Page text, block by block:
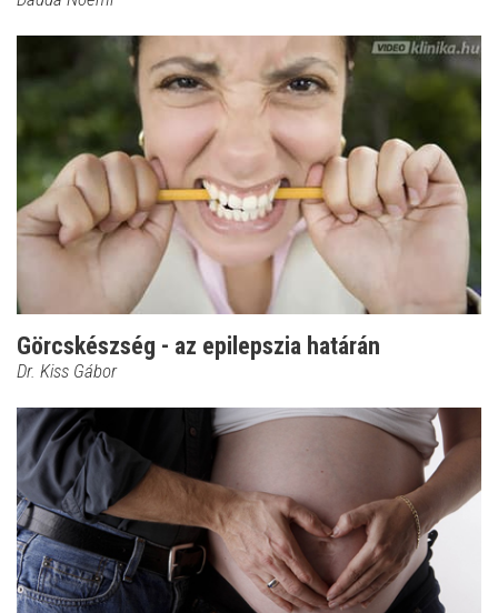
Görcskészség - az epilepszia határán
Dr. Kiss Gábor